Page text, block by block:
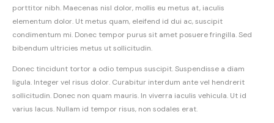
porttitor nibh. Maecenas nisl dolor, mollis eu metus at, iaculis
elementum dolor. Ut metus quam, eleifend id dui ac, suscipit
condimentum mi. Donec tempor purus sit amet posuere fringilla. Sed
bibendum ultricies metus ut sollicitudin.
Donec tincidunt tortor a odio tempus suscipit. Suspendisse a diam
ligula. Integer vel risus dolor. Curabitur interdum ante vel hendrerit
sollicitudin. Donec non quam mauris. In viverra iaculis vehicula. Ut id
varius lacus. Nullam id tempor risus, non sodales erat.